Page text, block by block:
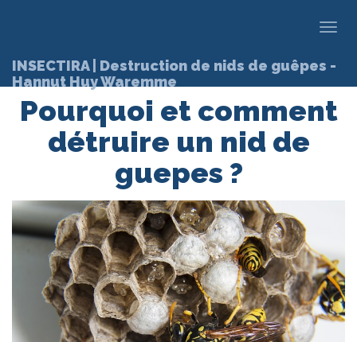
INSECTIRA | Destruction de nids de guêpes -
Hannut Huy Waremme
Pourquoi et comment
détruire un nid de
guepes ?